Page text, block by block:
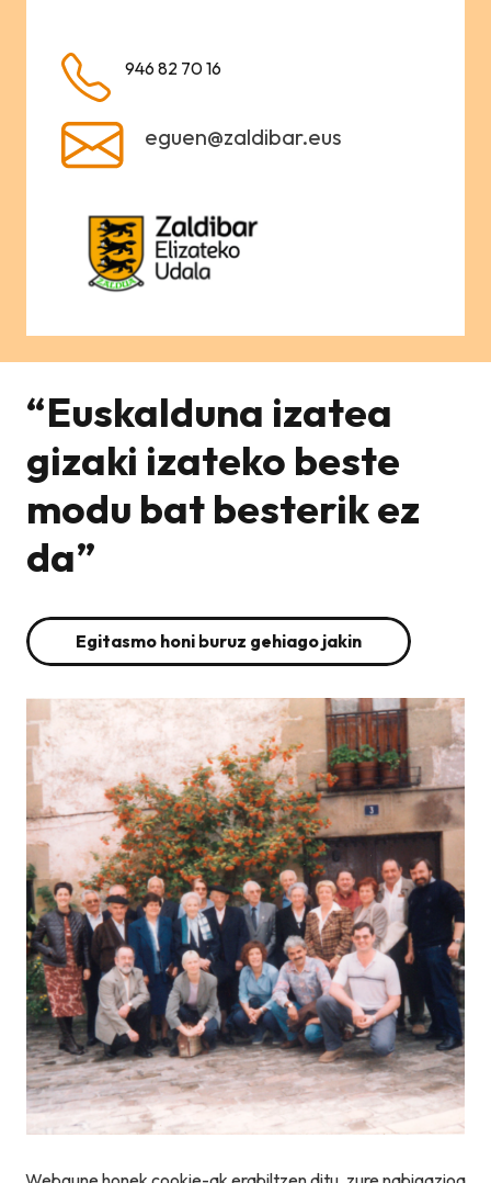
946 82 70 16
eguen@zaldibar.eus
“Euskalduna izatea
gizaki izateko beste
modu bat besterik ez
da”
Egitasmo honi buruz gehiago jakin